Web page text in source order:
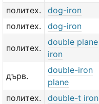
политех. dog-iron
политех.
dog-iron
политех.
double plane
iron
дърв.
double-iron
plane
политех. double-t iron